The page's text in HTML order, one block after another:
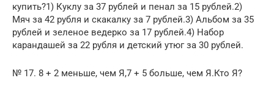
купить?1) Куклу за 37 рублей и пенал за 15 рублей.2)
Мяч за 42 рубля и скакалку за 7 рублей.3) Альбом за 35
рублей и зеленое ведерко за 17 рублей.4) Набор
карандашей за 22 рубля и детский утюг за 30 рублей.
№ 17. 8 + 2 меньше, чем Я,7 + 5 больше, чем Я.Кто Я?